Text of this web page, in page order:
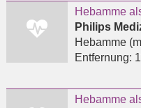
Philips
Hebamme
Entfernung: